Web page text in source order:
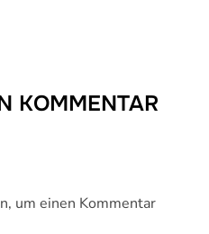
KOMMENTAR
um einen Kommentar